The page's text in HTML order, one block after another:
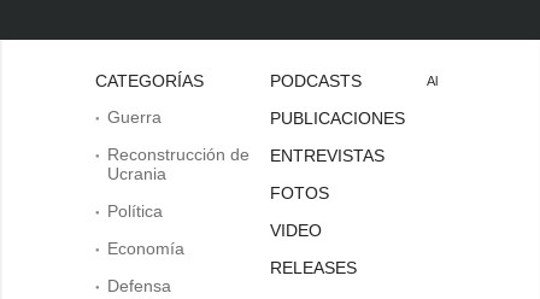
CATEGORÍAS
Guerra
Reconstrucción de
Ucrania
Política
Economía
Defensa
PODCASTS
PUBLICACIONES
ENTREVISTAS
FOTOS
VIDEO
RELEASES
Al